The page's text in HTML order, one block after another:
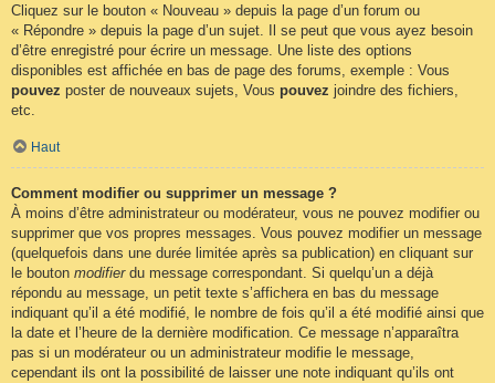
Cliquez sur le bouton « Nouveau » depuis la page d’un forum ou
« Répondre » depuis la page d’un sujet. Il se peut que vous ayez besoin
d’être enregistré pour écrire un message. Une liste des options
disponibles est affichée en bas de page des forums, exemple : Vous
pouvez poster de nouveaux sujets, Vous pouvez joindre des fichiers,
etc.
Haut
Comment modifier ou supprimer un message ?
À moins d’être administrateur ou modérateur, vous ne pouvez modifier ou
supprimer que vos propres messages. Vous pouvez modifier un message
(quelquefois dans une durée limitée après sa publication) en cliquant sur
le bouton modifierdu message correspondant. Si quelqu’un a déjà
répondu au message, un petit texte s’affichera en bas du message
indiquant qu’il a été modifié, le nombre de fois qu’il a été modifié ainsi que
la date et l’heure de la dernière modification. Ce message n’apparaîtra
pas si un modérateur ou un administrateur modifie le message,
cependant ils ont la possibilité de laisser une note indiquant qu’ils ont